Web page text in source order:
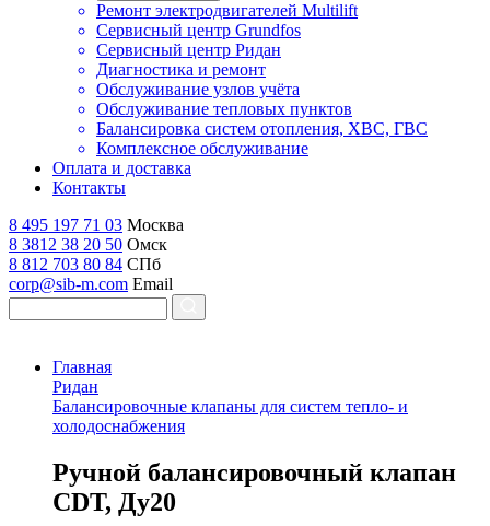
Ремонт электродвигателей Multilift
Сервисный центр Grundfos
Сервисный центр Ридан
Диагностика и ремонт
Обслуживание узлов учёта
Обслуживание тепловых пунктов
Балансировка систем отопления, ХВС, ГВС
Комплексное обслуживание
Оплата и доставка
Контакты
8 495 197 71 03 Москва
8 3812 38 20 50 Омск
8 812 703 80 84 СПб
corp@sib-m.com Email
Главная
Ридан
Балансировочные клапаны для систем тепло- и
холодоснабжения
Ручной балансировочный клапан
CDT, Ду20